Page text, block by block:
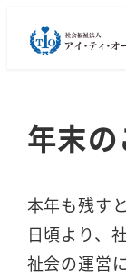
年末
本年も残す
日頃より、
祉会の運営